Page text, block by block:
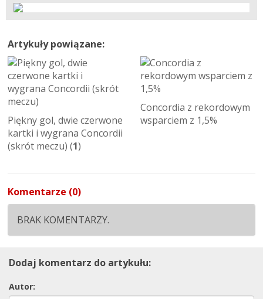
Artykuły powiązane:
Piękny gol, dwie czerwone
kartki i wygrana Concordii
(skrót meczu) (1)
Concordia z rekordowym
wsparciem z 1,5%
Komentarze (0)
BRAK KOMENTARZY.
Dodaj komentarz do artykułu:
Autor: